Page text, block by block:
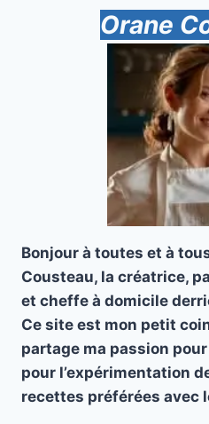
Orane
Bonjour à toutes et à
Cousteau, la créatrice,
et cheffe à domicile
Ce site est mon petit
partage ma passion
pour l’expérimentation
recettes préférées avec